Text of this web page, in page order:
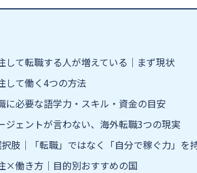
して転職する人が増えている｜まず現状
して働く4つの方法
に必要な語学力・スキル・資金の目安
ジェントが言わない、海外転職3つの現実
肢｜「転職」ではなく「自分で稼ぐ力」を
×働き方｜目的別おすすめの国